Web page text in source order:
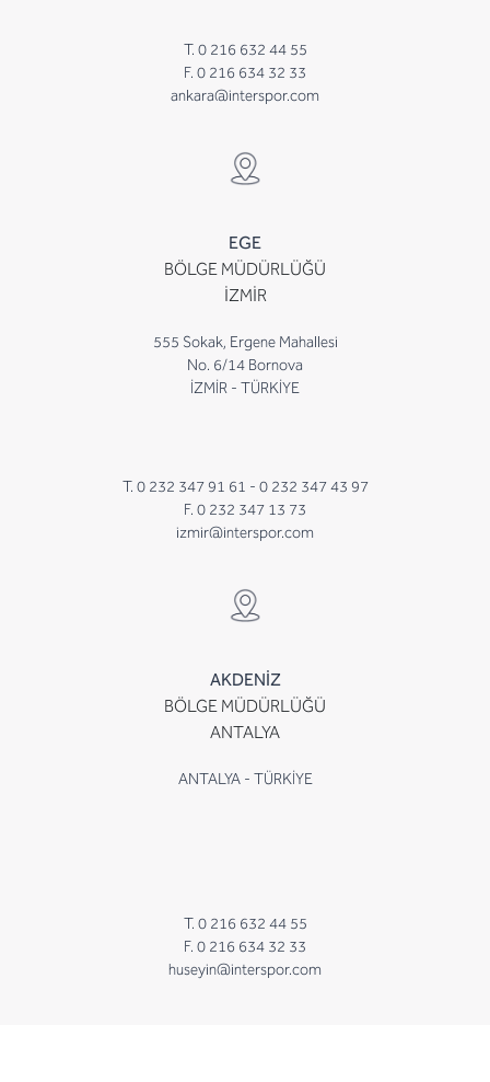
T. 0 216 632 44 55
F. 0 216 634 32 33
ankara@interspor.com
EGE
BÖLGE MÜDÜRLÜĞÜ
İZMİR
555 Sokak, Ergene Mahallesi
No. 6/14 Bornova
İZMİR - TÜRKİYE
T. 0 232 347 91 61 - 0 232 347 43 97
F. 0 232 347 13 73
izmir@interspor.com
AKDENİZ
BÖLGE MÜDÜRLÜĞÜ
ANTALYA
ANTALYA - TÜRKİYE
T. 0 216 632 44 55
F. 0 216 634 32 33
huseyin@interspor.com